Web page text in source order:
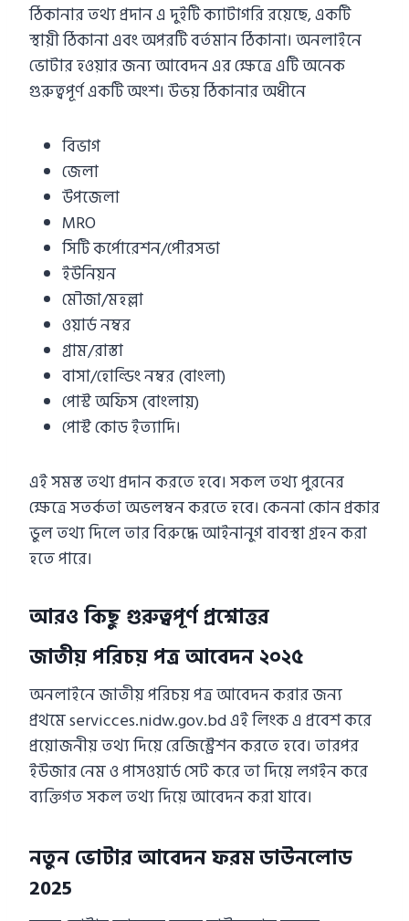
ঠিকানার তথ্য প্রদান এ দুইটি ক্যাটাগরি রয়েছে, একটি
স্থায়ী ঠিকানা এবং অপরটি বর্তমান ঠিকানা। অনলাইনে
ভোটার হওয়ার জন্য আবেদন এর ক্ষেত্রে এটি অনেক
গুরুত্বপূর্ণ একটি অংশ। উভয় ঠিকানার অধীনে
বিভাগ
জেলা
উপজেলা
MRO
সিটি কর্পোরেশন/পৌরসভা
ইউনিয়ন
মৌজা/মহল্লা
ওয়ার্ড নম্বর
গ্রাম/রাস্তা
বাসা/হোল্ডিং নম্বর (বাংলা)
পোস্ট অফিস (বাংলায়)
পোস্ট কোড ইত্যাদি।
এই সমস্ত তথ্য প্রদান করতে হবে। সকল তথ্য পুরনের
ক্ষেত্রে সতর্কতা অভলম্বন করতে হবে। কেননা কোন প্রকার
ভুল তথ্য দিলে তার বিরুদ্ধে আইনানুগ বাবস্থা গ্রহন করা
হতে পারে।
আরও কিছু গুরুত্বপূর্ণ প্রশ্নোত্তর
জাতীয় পরিচয় পত্র আবেদন ২০২৫
অনলাইনে জাতীয় পরিচয় পত্র আবেদন করার জন্য
প্রথমে servicces.nidw.gov.bd এই লিংক এ প্রবেশ করে
প্রয়োজনীয় তথ্য দিয়ে রেজিস্ট্রেশন করতে হবে। তারপর
ইউজার নেম ও পাসওয়ার্ড সেট করে তা দিয়ে লগইন করে
ব্যক্তিগত সকল তথ্য দিয়ে আবেদন করা যাবে।
নতুন ভোটার আবেদন ফরম ডাউনলোড
2025